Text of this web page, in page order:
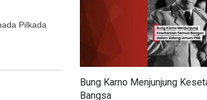
Pilkada
Bung Karno Menjunjung
Bangsa